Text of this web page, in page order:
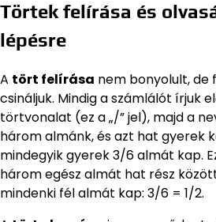
Törtek felírása és
lépésre
A tört felírása nem bonyolult, de
csináljuk. Mindig a számlálót írjuk
törtvonalat (ez a „/” jel), majd a
három almánk, és azt hat gyerek
mindegyik gyerek 3/6 almát kap.
három egész almát hat rész
mindenki fél almát kap: 3/6 = 1/2.